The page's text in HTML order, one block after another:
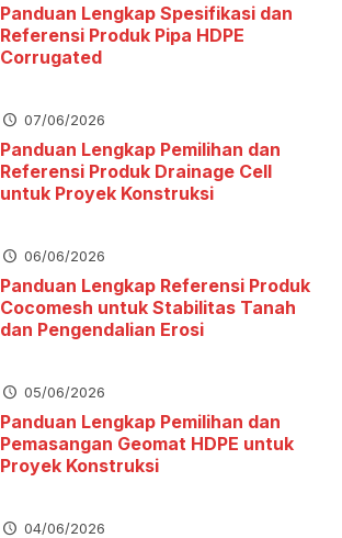
Panduan Lengkap Spesifikasi dan
Referensi Produk Pipa HDPE
Corrugated
07/06/2026
Panduan Lengkap Pemilihan dan
Referensi Produk Drainage Cell
untuk Proyek Konstruksi
06/06/2026
Panduan Lengkap Referensi Produk
Cocomesh untuk Stabilitas Tanah
dan Pengendalian Erosi
05/06/2026
Panduan Lengkap Pemilihan dan
Pemasangan Geomat HDPE untuk
Proyek Konstruksi
04/06/2026